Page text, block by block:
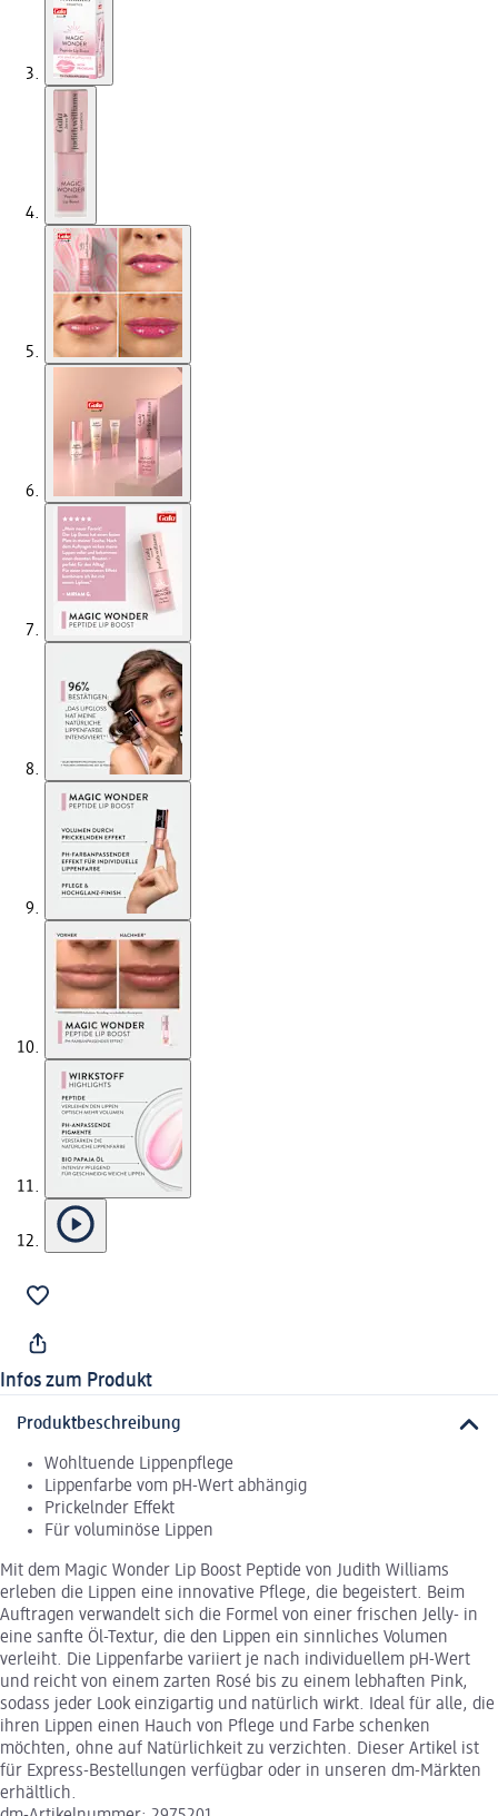
Infos zum Produkt
Produktbeschreibung
Wohltuende Lippenpflege
Lippenfarbe vom pH-Wert abhängig
Prickelnder Effekt
Für voluminöse Lippen
Mit dem Magic Wonder Lip Boost Peptide von Judith Williams
erleben die Lippen eine innovative Pflege, die begeistert. Beim
Auftragen verwandelt sich die Formel von einer frischen Jelly- in
eine sanfte Öl-Textur, die den Lippen ein sinnliches Volumen
verleiht. Die Lippenfarbe variiert je nach individuellem pH-Wert
und reicht von einem zarten Rosé bis zu einem lebhaften Pink,
sodass jeder Look einzigartig und natürlich wirkt. Ideal für alle, die
ihren Lippen einen Hauch von Pflege und Farbe schenken
möchten, ohne auf Natürlichkeit zu verzichten. Dieser Artikel ist
für Express-Bestellungen verfügbar oder in unseren dm-Märkten
erhältlich.